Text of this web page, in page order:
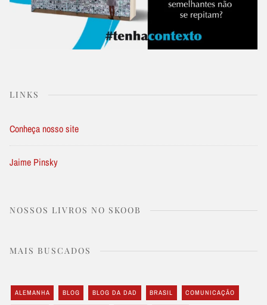
LINKS
Conheça nosso site
Jaime Pinsky
NOSSOS LIVROS NO SKOOB
MAIS BUSCADOS
ALEMANHA BLOG BLOG DA DAD BRASIL COMUNICAÇÃO